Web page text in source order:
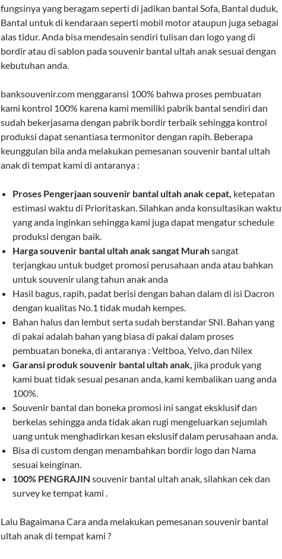
fungsinya yang beragam seperti di jadikan bantal Sofa, Bantal duduk,
Bantal untuk di kendaraan seperti mobil motor ataupun juga sebagai
alas tidur. Anda bisa mendesain sendiri tulisan dan logo yang di
bordir atau di sablon pada souvenir bantal ultah anak sesuai dengan
kebutuhan anda.
banksouvenir.com menggaransi 100% bahwa proses pembuatan
kami kontrol 100% karena kami memiliki pabrik bantal sendiri dan
sudah bekerjasama dengan pabrik bordir terbaik sehingga kontrol
produksi dapat senantiasa termonitor dengan rapih. Beberapa
keunggulan bila anda melakukan pemesanan souvenir bantal ultah
anak di tempat kami di antaranya :
Proses Pengerjaan souvenir bantal ultah anak cepat, ketepatan
estimasi waktu di Prioritaskan. Silahkan anda konsultasikan waktu
yang anda inginkan sehingga kami juga dapat mengatur schedule
produksi dengan baik.
Harga souvenir bantal ultah anak sangat Murahsangat
terjangkau untuk budget promosi perusahaan anda atau bahkan
untuk souvenir ulang tahun anak anda
Hasil bagus, rapih, padat berisi dengan bahan dalam di isi Dacron
dengan kualitas No.1 tidak mudah kempes.
Bahan halus dan lembut serta sudah berstandar SNI. Bahan yang
di pakai adalah bahan yang biasa di pakai dalam proses
pembuatan boneka, di antaranya : Veltboa, Yelvo, dan Nilex
Garansi produk souvenir bantal ultah anak, jika produk yang
kami buat tidak sesuai pesanan anda, kami kembalikan uang anda
100%.
Souvenir bantal dan boneka promosi ini sangat eksklusif dan
berkelas sehingga anda tidak akan rugi mengeluarkan sejumlah
uang untuk menghadirkan kesan ekslusif dalam perusahaan anda.
Bisa di custom dengan menambahkan bordir logo dan Nama
sesuai keinginan.
100% PENGRAJIN souvenir bantal ultah anak, silahkan cek dan
survey ke tempat kami .
Lalu Bagaimana Cara anda melakukan pemesanan souvenir bantal
ultah anak di tempat kami ?